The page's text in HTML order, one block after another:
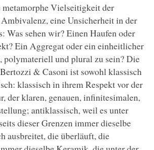
Vielseitigkeit der
eine Unsicherheit in der
Was sehen wir? Einen Haufen oder
Ein Aggregat oder ein einheitlicher
polymateriell und plural zu sein? Die
& Casoni ist sowohl klassisch
klassisch in ihrem Respekt vor der
der klaren, genauen, infinitesimalen,
antiklassisch, weil es unter
dieser Grenzen immer dieselbe
ausbreitet, die überläuft, die